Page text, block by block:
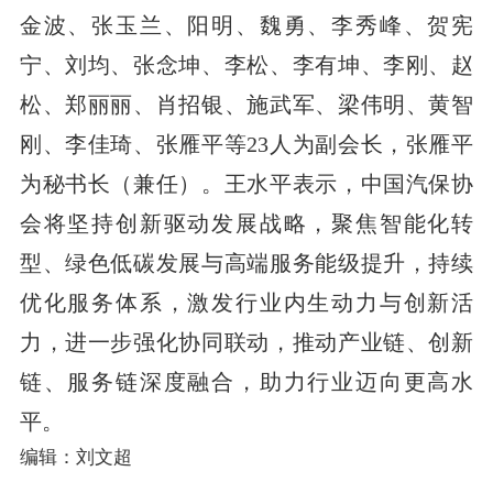
金波、张玉兰、阳明、魏勇、李秀峰、贺宪
宁、刘均、张念坤、李松、李有坤、李刚、赵
松、郑丽丽、肖招银、施武军、梁伟明、黄智
刚、李佳琦、张雁平等23人为副会长，张雁平
为秘书长（兼任）。王水平表示，中国汽保协
会将坚持创新驱动发展战略，聚焦智能化转
型、绿色低碳发展与高端服务能级提升，持续
优化服务体系，激发行业内生动力与创新活
力，进一步强化协同联动，推动产业链、创新
链、服务链深度融合，助力行业迈向更高水
平。
编辑：刘文超